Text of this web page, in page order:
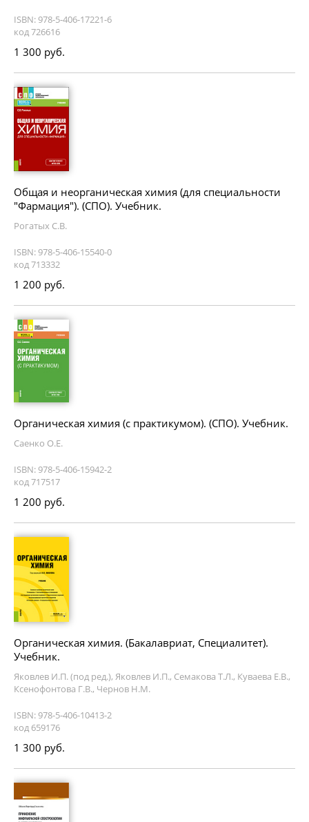
ISBN: 978-5-406-17221-6
код 726616
1 300 руб.
Общая и неорганическая химия (для специальности
"Фармация"). (СПО). Учебник.
Рогатых С.В.
ISBN: 978-5-406-15540-0
код 713332
1 200 руб.
Органическая химия (с практикумом). (СПО). Учебник.
Саенко О.Е.
ISBN: 978-5-406-15942-2
код 717517
1 200 руб.
Органическая химия. (Бакалавриат, Специалитет).
Учебник.
Яковлев И.П. (под ред.), Яковлев И.П., Семакова Т.Л., Куваева Е.В.,
Ксенофонтова Г.В., Чернов Н.М.
ISBN: 978-5-406-10413-2
код 659176
1 300 руб.